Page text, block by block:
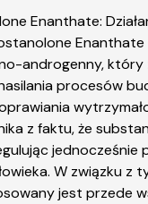
Enanthate:
androgenny, który
procesów
z faktu, że
jednocześnie
W związku z
jest przede